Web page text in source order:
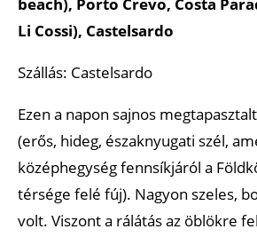
beach), Porto Crevo, Costa
Li Cossi), Castelsardo
Szállás: Castelsardo
Ezen a napon sajnos
(erős, hideg, északnyugati szél,
középhegység fennsíkjáról a
térsége felé fúj). Nagyon szeles,
volt. Viszont a rálátás az öblökre